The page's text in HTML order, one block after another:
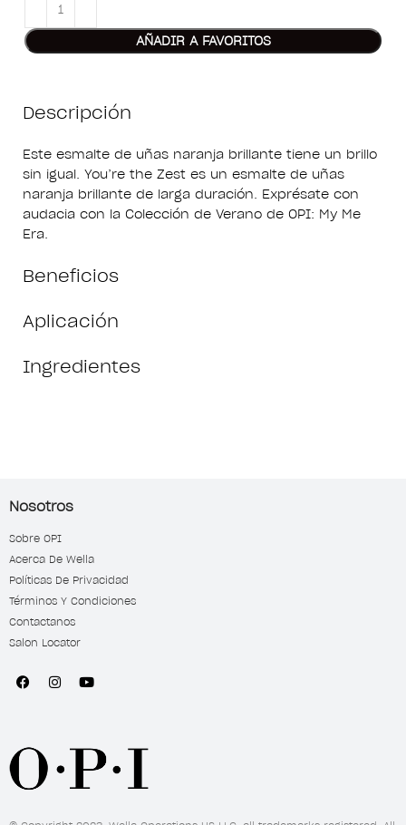
AÑADIR A FAVORITOS
Descripción
Este esmalte de uñas naranja brillante tiene un brillo
sin igual. You’re the Zest es un esmalte de uñas
naranja brillante de larga duración. Exprésate con
audacia con la Colección de Verano de OPI: My Me
Era.
Beneficios
Aplicación
Ingredientes
Nosotros
Sobre OPI
Acerca De Wella
Políticas De Privacidad
Términos Y Condiciones
Contactanos
Salon Locator